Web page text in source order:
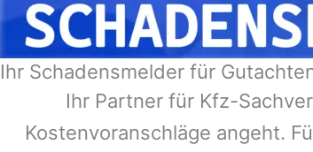
Ihr Schadensmelder für
Ihr Partner für Kfz-
Kostenvoranschläge angeht.